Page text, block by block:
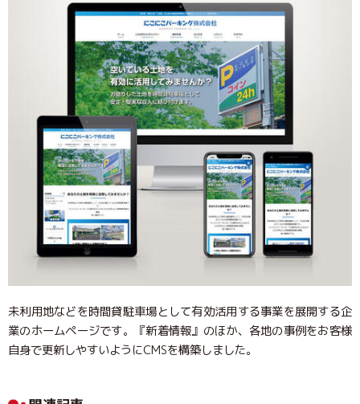
未利用地などを時間貸駐車場として有効活用する事業を展開する企
業のホームページです。『新着情報』のほか、各地の事例をお客様
自身で更新しやすいようにCMSを構築しました。